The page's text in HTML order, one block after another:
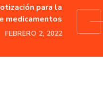
para la
medicamentos
FEBRERO 2, 2022